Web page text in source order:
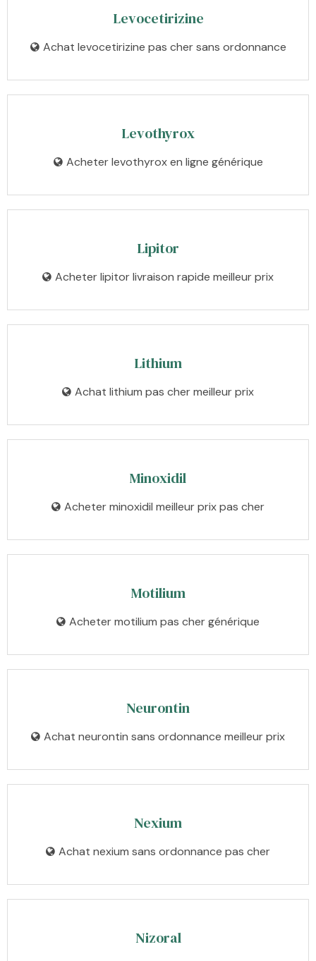
Levocetirizine
Achat levocetirizine pas cher sans ordonnance
Levothyrox
Acheter levothyrox en ligne générique
Lipitor
Acheter lipitor livraison rapide meilleur prix
Lithium
Achat lithium pas cher meilleur prix
Minoxidil
Acheter minoxidil meilleur prix pas cher
Motilium
Acheter motilium pas cher générique
Neurontin
Achat neurontin sans ordonnance meilleur prix
Nexium
Achat nexium sans ordonnance pas cher
Nizoral